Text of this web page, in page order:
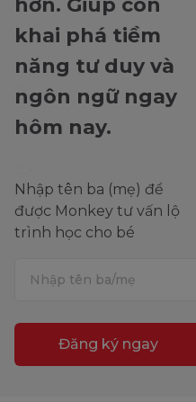
hơn. Giúp con
khai phá tiềm
năng tư duy và
ngôn ngữ ngay
hôm nay.
Nhập tên ba (mẹ) để
được Monkey tư vấn lộ
trình học cho bé
Đăng ký ngay